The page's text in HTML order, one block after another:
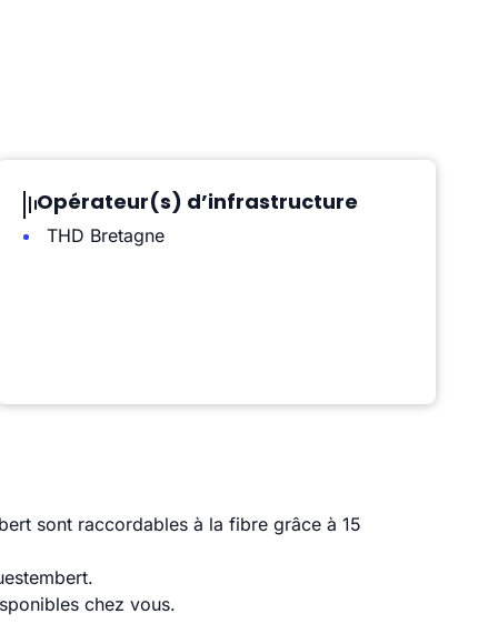
Opérateur(s) d’infrastructure
THD Bretagne
sont raccordables à la fibre grâce à 15
chez vous.